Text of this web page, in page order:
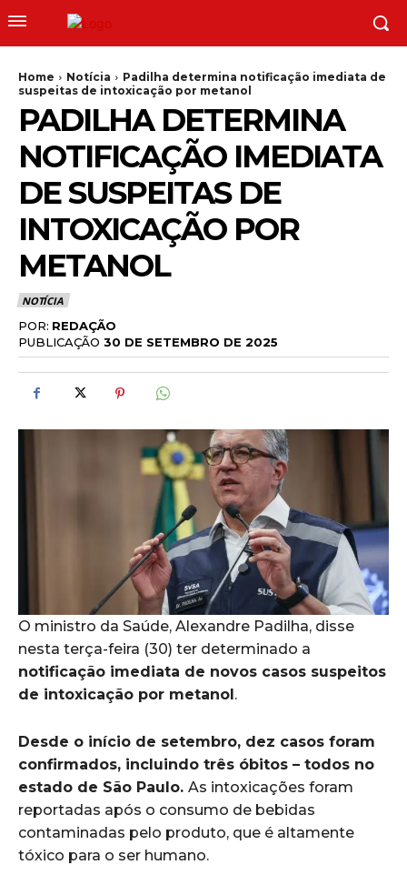
Home Notícia
Padilha determina notificação imediata de
suspeitas de intoxicação por metanol
PADILHA DETERMINA
NOTIFICAÇÃO IMEDIATA
DE SUSPEITAS DE
INTOXICAÇÃO POR
METANOL
NOTÍCIA
POR: REDAÇÃO
PUBLICAÇÃO 30 DE SETEMBRO DE 2025
O ministro da Saúde, Alexandre Padilha, disse
nesta terça-feira (30) ter determinado a
notificação imediata de novos casos suspeitos
de intoxicação por metanol.
Desde o início de setembro, dez casos foram
confirmados, incluindo três óbitos – todos no
estado de São Paulo. As intoxicações foram
reportadas após o consumo de bebidas
contaminadas pelo produto, que é altamente
tóxico para o ser humano.